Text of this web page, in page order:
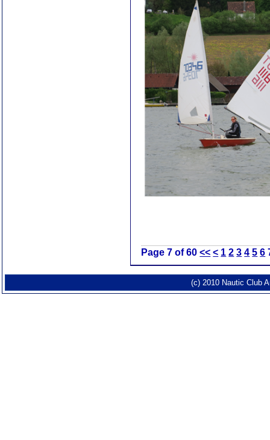
Page 7 of 60 << < 1 2 3 4 5 6
(c) 2010 Nautic Club